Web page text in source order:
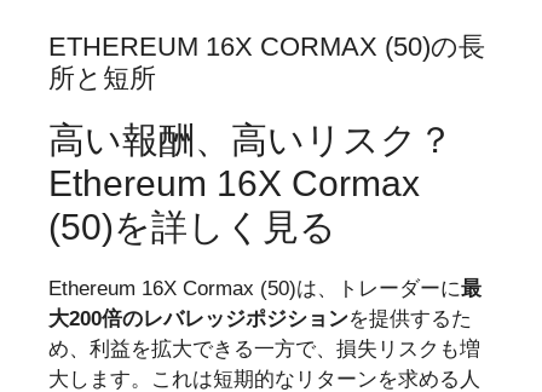
ETHEREUM 16X CORMAX (50)の長
所と短所
高い報酬、高いリスク？
Ethereum 16X Cormax
(50)を詳しく見る
Ethereum 16X Cormax (50)は、トレーダーに最
大200倍のレバレッジポジションを提供するた
め、利益を拡大できる一方で、損失リスクも増
大します。これは短期的なリターンを求める人